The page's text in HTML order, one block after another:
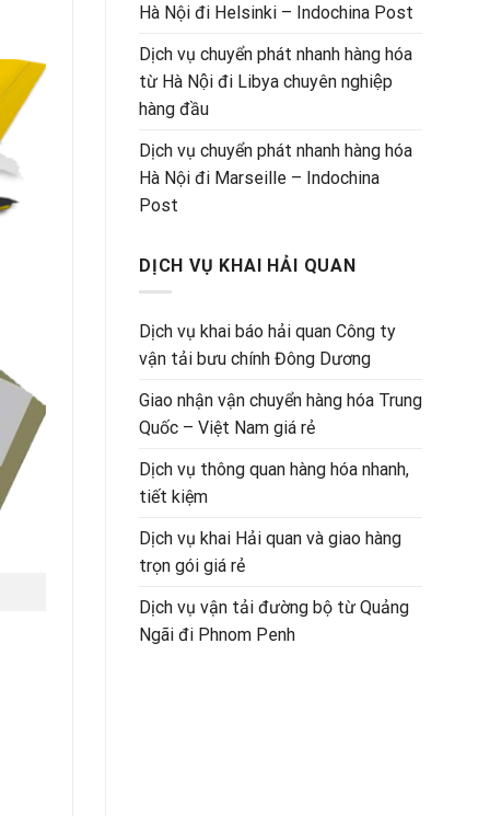
Hà Nội đi Helsinki – Indochina Post
Dịch vụ chuyển phát nhanh hàng hóa
từ Hà Nội đi Libya chuyên nghiệp
hàng đầu
Dịch vụ chuyển phát nhanh hàng hóa
Hà Nội đi Marseille – Indochina
Post
DỊCH VỤ KHAI HẢI QUAN
Dịch vụ khai báo hải quan Công ty
vận tải bưu chính Đông Dương
Giao nhận vận chuyển hàng hóa Trung
Quốc – Việt Nam giá rẻ
Dịch vụ thông quan hàng hóa nhanh,
tiết kiệm
Dịch vụ khai Hải quan và giao hàng
trọn gói giá rẻ
Dịch vụ vận tải đường bộ từ Quảng
Ngãi đi Phnom Penh